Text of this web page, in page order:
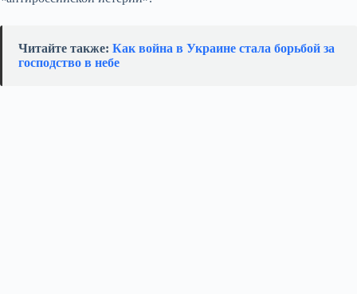
Читайте также: Как война в Украине стала борьбой за
господство в небе